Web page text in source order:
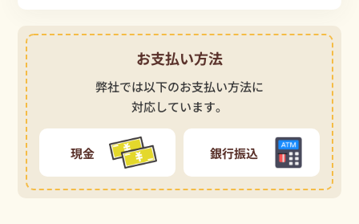
お支払い方法
弊社では以下のお支払い方法に
対応しています。
現金 銀行振込